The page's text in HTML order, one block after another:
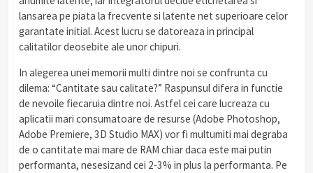
lansarea pe piata la frecvente si latente net superioare celor
garantate initial. Acest lucru se datoreaza in principal
calitatilor deosebite ale unor chipuri.
In alegerea unei memorii multi dintre noi se confrunta cu
dilema: “Cantitate sau calitate?” Raspunsul difera in functie
de nevoile fiecaruia dintre noi. Astfel cei care lucreaza cu
aplicatii mari consumatoare de resurse (Adobe Photoshop,
Adobe Premiere, 3D Studio MAX) vor fi multumiti mai degraba
de o cantitate mai mare de RAM chiar daca este mai putin
performanta, nesesizand cei 2-3% in plus la performanta. Pe